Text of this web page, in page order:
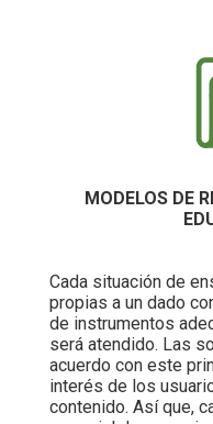
MODELOS DE
Cada situación de
propias a un dado
de instrumentos
será atendido. Las
acuerdo con este
interés de los
contenido. Así que,